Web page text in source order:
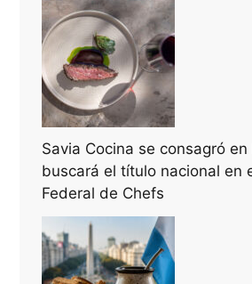
Savia Cocina se consagró
buscará el título nacional en
Federal de Chefs